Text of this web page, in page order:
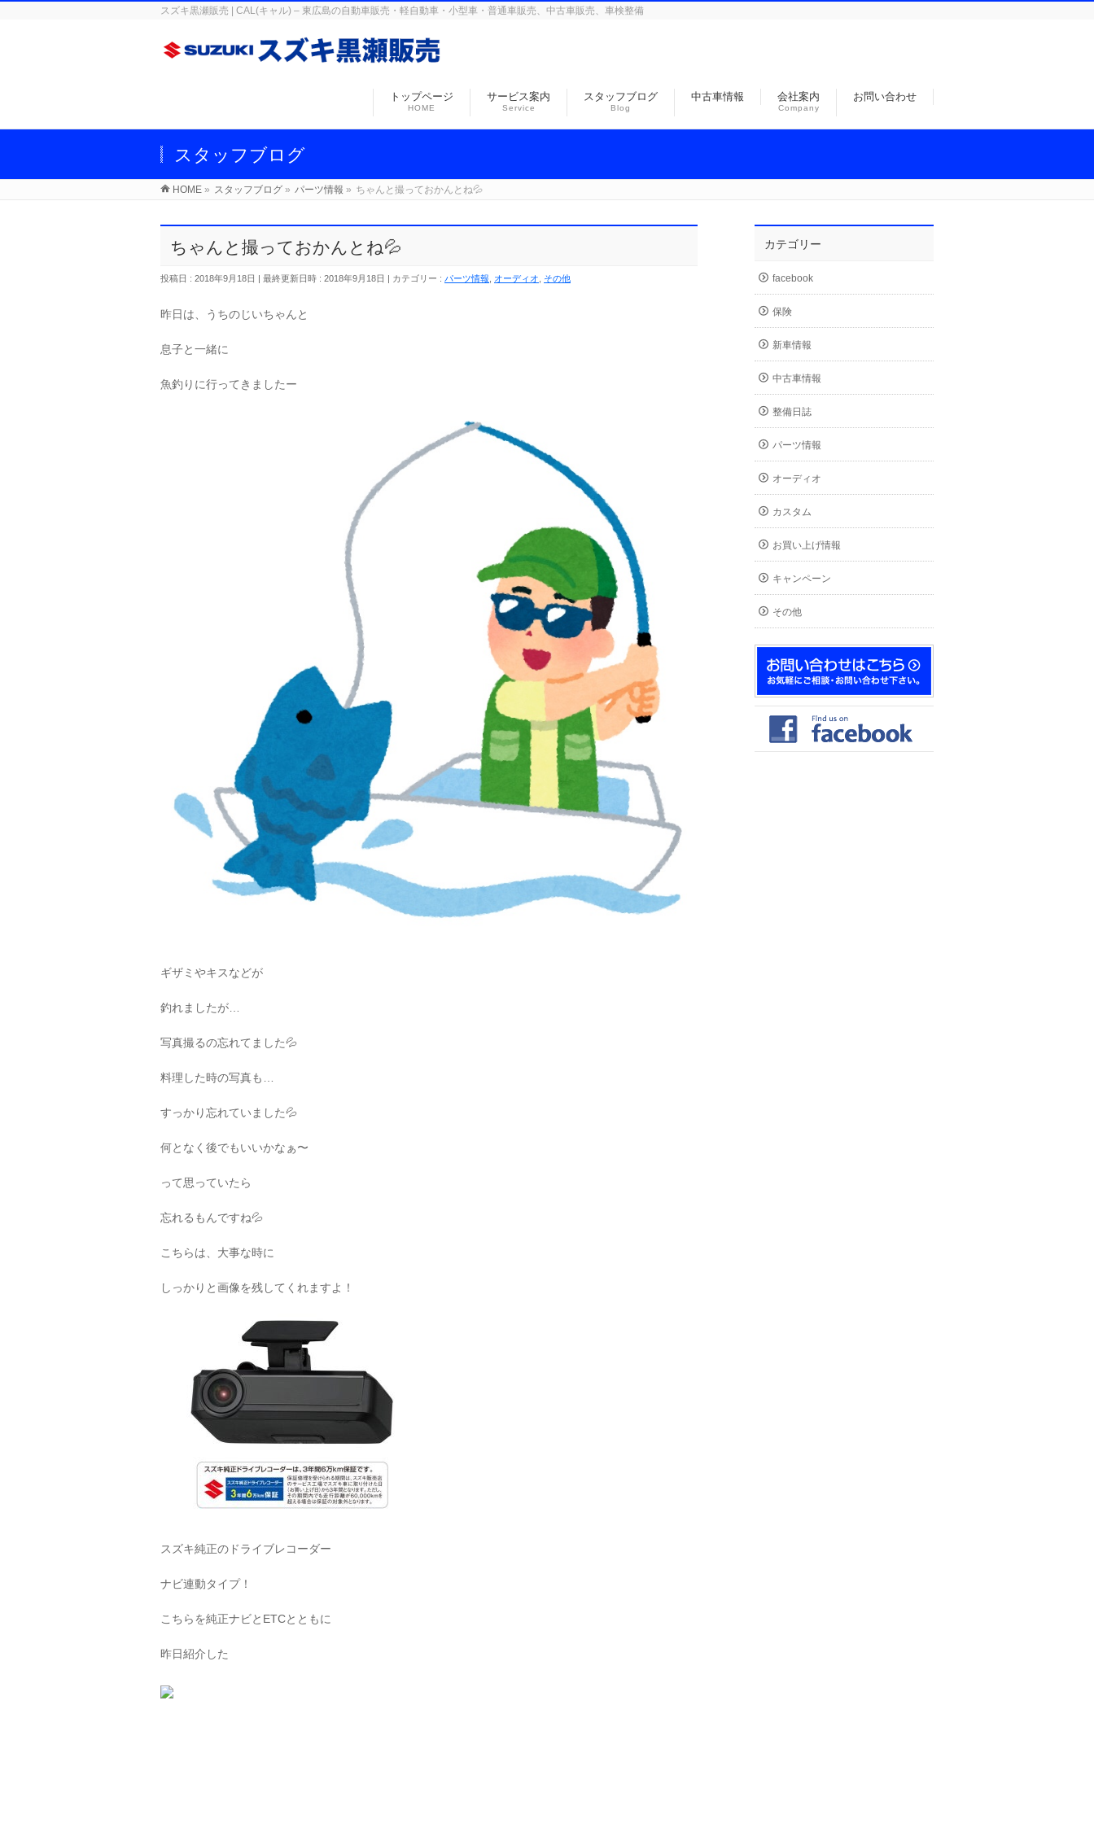
スズキ黒瀬販売 | CAL(キャル) – 東広島の自動車販売・軽自動車・小型車・普通車販売、中古車販売、車検整備
トップページ
HOME
サービス案内
Service
スタッフブログ
Blog
中古車情報 会社案内
Company
お問い合わせ
スタッフブログ
HOME » スタッフブログ » パーツ情報 » ちゃんと撮っておかんとね💦
ちゃんと撮っておかんとね💦
投稿日 : 2018年9月18日 最終更新日時 : 2018年9月18日 カテゴリー : パーツ情報 オーディオ その他
昨日は、うちのじいちゃんと
息子と一緒に
魚釣りに行ってきましたー
ギザミやキスなどが
釣れましたが…
写真撮るの忘れてました💦
料理した時の写真も…
すっかり忘れていました💦
何となく後でもいいかなぁ〜
って思っていたら
忘れるもんですね💦
こちらは、大事な時に
しっかりと画像を残してくれますよ！
スズキ純正のドライブレコーダー
ナビ連動タイプ！
こちらを純正ナビとETCとともに
昨日紹介した
カテゴリー
facebook
保険
新車情報
中古車情報
整備日誌
パーツ情報
オーディオ
カスタム
お買い上げ情報
キャンペーン
その他